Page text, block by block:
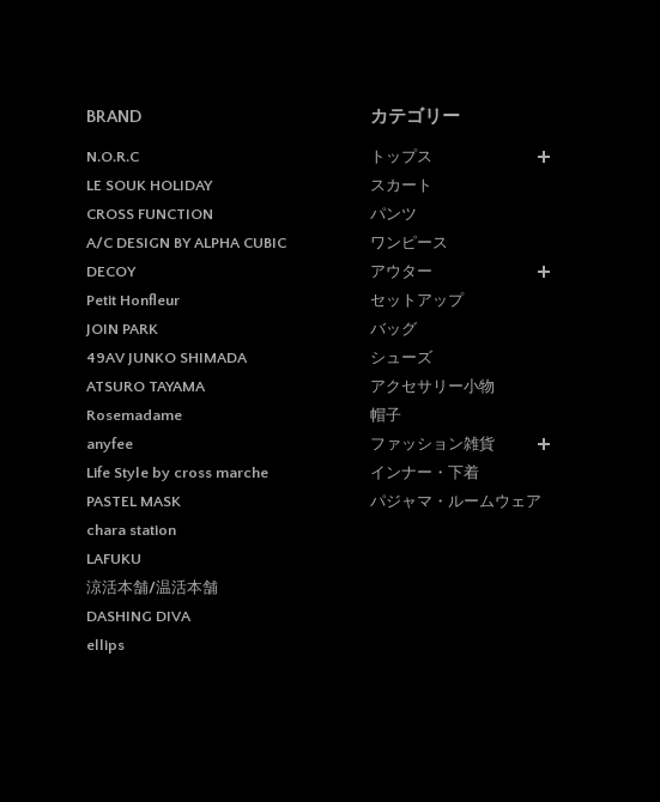
当社が提供する当サイトの掲載内容、営業内
1. 当社は、以下の何れかが生じた場合には、
(a) 当サイトのシステムの保守を定期的に又は緊
(b) 火災、停電等により当サイトの提供ができな
(c) 地震、噴火、洪水、津波等の天災により当
(d) 戦争、動乱、暴動、騒乱、労働争議等によ
(e) その他、運用上或は技術上当社が当サイト
2. 当社は、前項各号の場合以外の事由により
った損害について一切の責任をも負わないもの
禁止事項
1. 当サイト上では以下の行為を禁止します。
(a) 他の会員、第三者又は当社の著作権、その
(b) 有害なコンピュータプログラム等を送信又は
(c) 第三者に不利益を与える行為
BRAND
N.O.R.C
LE SOUK HOLIDAY
CROSS FUNCTION
A/C DESIGN BY ALPHA CUBIC
DECOY
Petit Honfleur
JOIN PARK
49AV JUNKO SHIMADA
ATSURO TAYAMA
Rosemadame
anyfee
Life Style by cross marche
PASTEL MASK
chara station
LAFUKU
涼活本舗/温活本舗
DASHING DIVA
ellips
カテゴリー
トップス
スカート
パンツ
ワンピース
アウター
セットアップ
バッグ
シューズ
アクセサリー小物
帽子
ファッション雑貨
インナー・下着
パジャマ・ルームウェア